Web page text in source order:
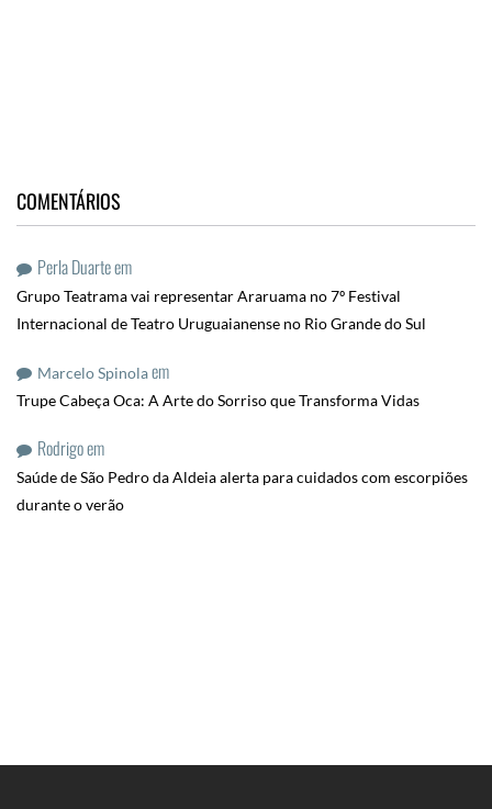
COMENTÁRIOS
Perla Duarteem
Grupo Teatrama vai representar Araruama no 7º Festival
Internacional de Teatro Uruguaianense no Rio Grande do Sul
Marcelo Spinolaem
Trupe Cabeça Oca: A Arte do Sorriso que Transforma Vidas
Rodrigoem
Saúde de São Pedro da Aldeia alerta para cuidados com escorpiões
durante o verão